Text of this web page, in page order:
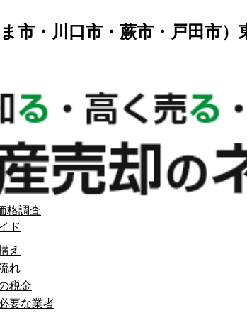
市・川口市・蕨市・戸田市
ド
え
れ
税金
要な業者